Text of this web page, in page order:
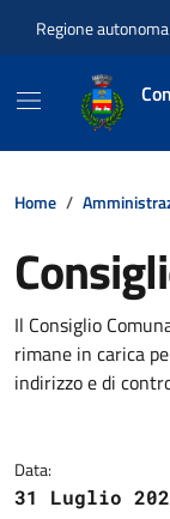
Regione
Home
Dettagli
Il Consiglio
rimane in carica
indirizzo e di
Data:
31 Luglio